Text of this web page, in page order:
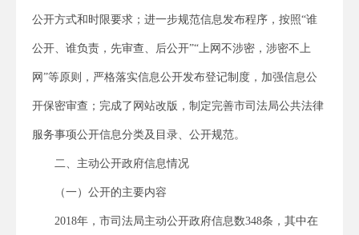
公开方式和时限要求；进一步规范信息发布程序，按照“谁
公开、谁负责，先审查、后公开”“上网不涉密，涉密不上
网”等原则，严格落实信息公开发布登记制度，加强信息公
开保密审查；完成了网站改版，制定完善市司法局公共法律
服务事项公开信息分类及目录、公开规范。
二、主动公开政府信息情况
（一）公开的主要内容
2018年，市司法局主动公开政府信息数348条，其中在